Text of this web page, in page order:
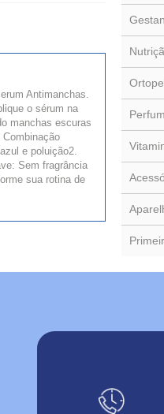
Antimanchas.
o sérum na
manchas escuras
e poluição2.
Sem fragrância
sua rotina de